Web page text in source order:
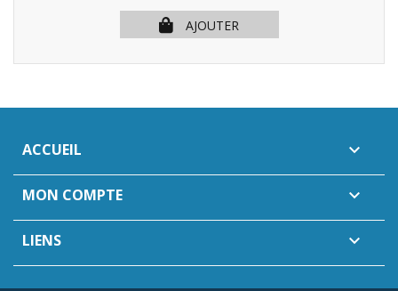
AJOUTER
ACCUEIL 
MON COMPTE 
LIENS 